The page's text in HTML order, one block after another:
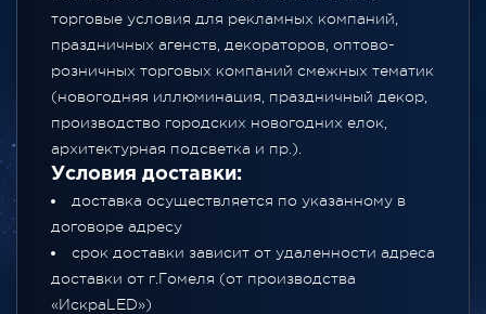
торговые условия для рекламных компаний,
праздничных агенств, декораторов, оптово-
розничных торговых компаний смежных тематик
(новогодняя иллюминация, праздничный декор,
производство городских новогодних елок,
архитектурная подсветка и пр.).
Условия доставки:
доставка осуществляется по указанному в
договоре адресу
срок доставки зависит от удаленности адреса
доставки от г.Гомеля (от производства
«ИскраLED»)